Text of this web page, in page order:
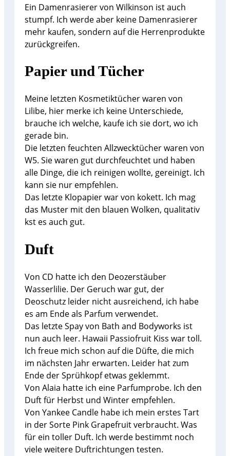
Ein Damenrasierer von Wilkinson ist auch
stumpf. Ich werde aber keine Damenrasierer
mehr kaufen, sondern auf die Herrenprodukte
zurückgreifen.
Papier und Tücher
Meine letzten Kosmetiktücher waren von
Lilibe, hier merke ich keine Unterschiede,
brauche ich welche, kaufe ich sie dort, wo ich
gerade bin.
Die letzten feuchten Allzwecktücher waren von
W5. Sie waren gut durchfeuchtet und haben
alle Dinge, die ich reinigen wollte, gereinigt. Ich
kann sie nur empfehlen.
Das letzte Klopapier war von kokett. Ich mag
das Muster mit den blauen Wolken, qualitativ
kst es auch gut.
Duft
Von CD hatte ich den Deozerstäuber
Wasserlilie. Der Geruch war gut, der
Deoschutz leider nicht ausreichend, ich habe
es am Ende als Parfum verwendet.
Das letzte Spay von Bath and Bodyworks ist
nun auch leer. Hawaii Passiofruit Kiss war toll.
Ich freue mich schon auf die Düfte, die mich
im nächsten Jahr erwarten. Leider hat zum
Ende der Sprühkopf etwas geklemmt.
Von Alaia hatte ich eine Parfumprobe. Ich den
Duft für Herbst und Winter empfehlen.
Von Yankee Candle habe ich mein erstes Tart
in der Sorte Pink Grapefruit verbraucht. Was
für ein toller Duft. Ich werde bestimmt noch
viele weitere Duftrichtungen testen.